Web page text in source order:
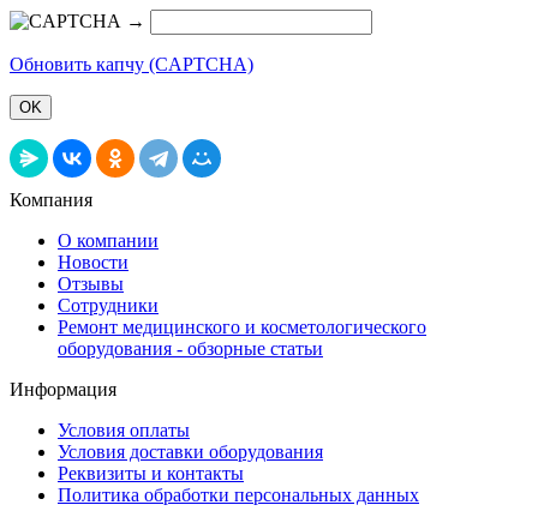
→
Обновить капчу (CAPTCHA)
OK
Компания
О компании
Новости
Отзывы
Сотрудники
Ремонт медицинского и косметологического
оборудования - обзорные статьи
Информация
Условия оплаты
Условия доставки оборудования
Реквизиты и контакты
Политика обработки персональных данных